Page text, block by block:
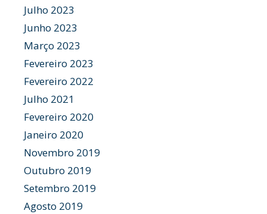
Julho 2023
Junho 2023
Março 2023
Fevereiro 2023
Fevereiro 2022
Julho 2021
Fevereiro 2020
Janeiro 2020
Novembro 2019
Outubro 2019
Setembro 2019
Agosto 2019